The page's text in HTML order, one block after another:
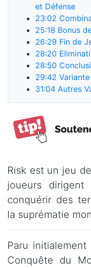
et Défense
23:02
25:18 Bonus
26:29 Fin de
28:20
28:50
29:42
31:04 Autres
Risk est un jeu
joueurs
conquérir des
la suprématie
Paru
Conquête du